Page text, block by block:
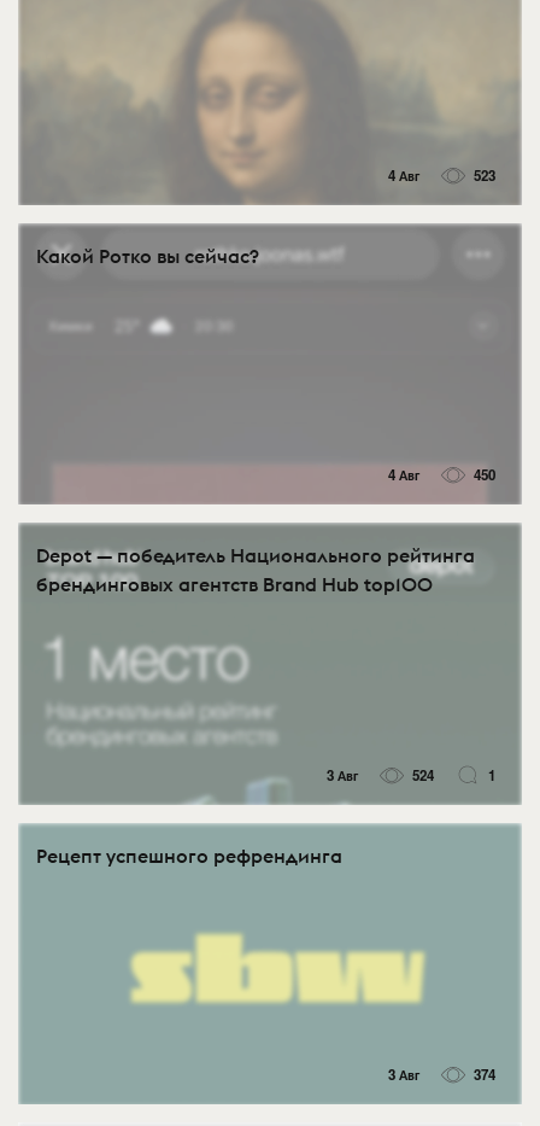
4 Авг 523
Какой Ротко вы сейчас?
4 Авг 450
Depot — победитель Национального рейтинга
брендинговых агентств Brand Hub top100
3 Авг 524 1
Рецепт успешного рефрендинга
3 Авг 374